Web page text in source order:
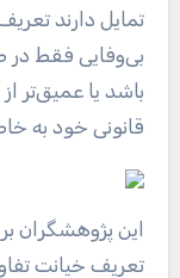
تمایل دارند
بی‌وفایی فقط
باشد یا عمیق‌تر
قانونی خود به
این پژوهشگران
تعریف خیانت